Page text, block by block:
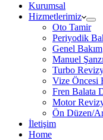
Kurumsal
Hizmetlerimiz
Oto Tamir
Periyodik
Genel Bakım
Manuel
Turbo
Vize Öncesi
Fren Balata
Motor
Ön Düzen/
İletişim
Home